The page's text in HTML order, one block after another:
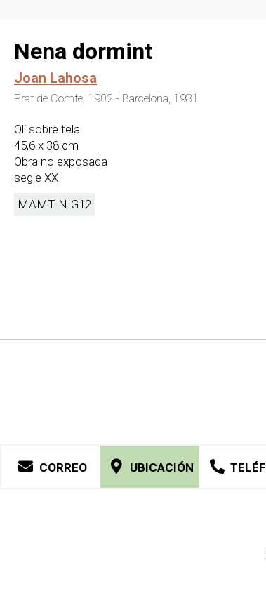
Nena dormint
Joan Lahosa
Prat de Comte, 1902 - Barcelona, 1981
Oli sobre tela
45,6 x 38 cm
Obra no exposada
segle XX
MAMT NIG12
CORREO UBICACIÓN